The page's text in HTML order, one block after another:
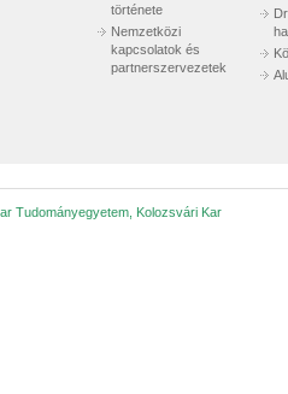
története
Nemzetközi
kapcsolatok és
partnerszervezetek
Tudományegyetem, Kolozsvári Kar